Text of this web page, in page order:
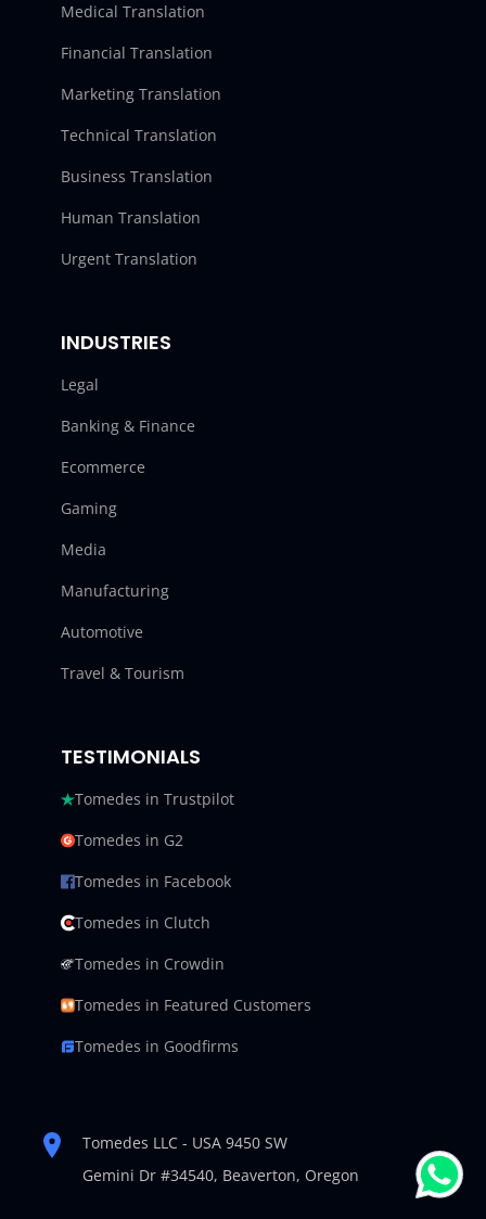
Medical Translation
Financial Translation
Marketing Translation
Technical Translation
Business Translation
Human Translation
Urgent Translation
INDUSTRIES
Legal
Banking & Finance
Ecommerce
Gaming
Media
Manufacturing
Automotive
Travel & Tourism
TESTIMONIALS
Tomedes in Trustpilot
Tomedes in G2
Tomedes in Facebook
Tomedes in Clutch
Tomedes in Crowdin
Tomedes in Featured Customers
Tomedes in Goodfirms
Tomedes LLC - USA 9450 SW
Gemini Dr #34540, Beaverton, Oregon